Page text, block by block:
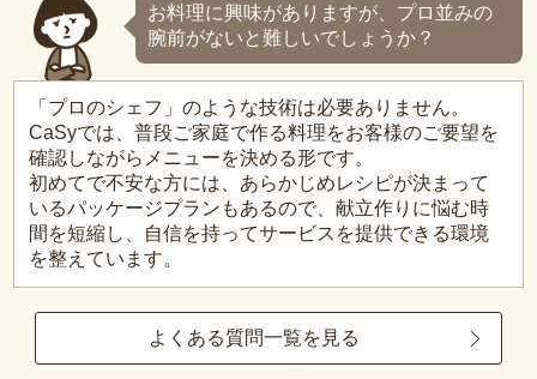
お料理に興味がありますが、プロ並みの
腕前がないと難しいでしょうか？
「プロのシェフ」のような技術は必要ありません。
CaSyでは、普段ご家庭で作る料理をお客様のご要望を
確認しながらメニューを決める形です。
初めてで不安な方には、あらかじめレシピが決まって
いるパッケージプランもあるので、献立作りに悩む時
間を短縮し、自信を持ってサービスを提供できる環境
を整えています。
よくある質問一覧を見る